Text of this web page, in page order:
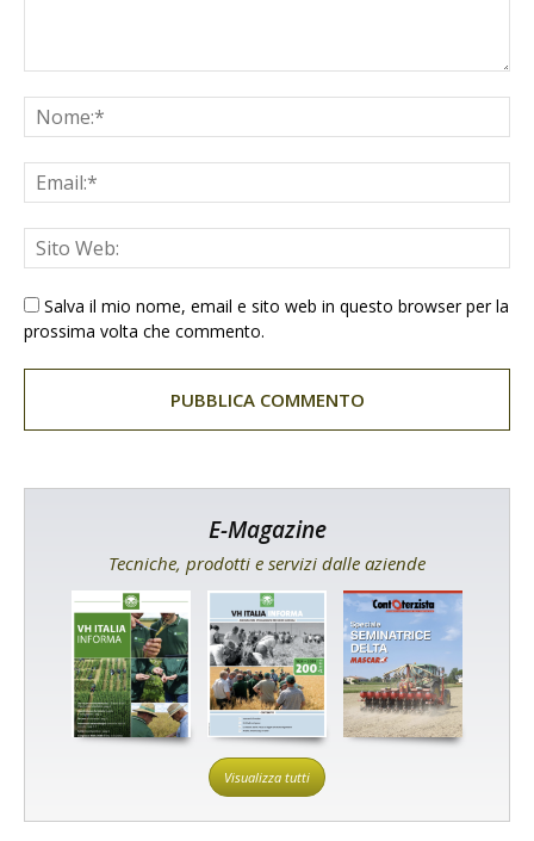
Salva il mio nome, email e sito web in questo browser per la
prossima volta che commento.
E-Magazine
Tecniche, prodotti e servizi dalle aziende
Visualizza tutti